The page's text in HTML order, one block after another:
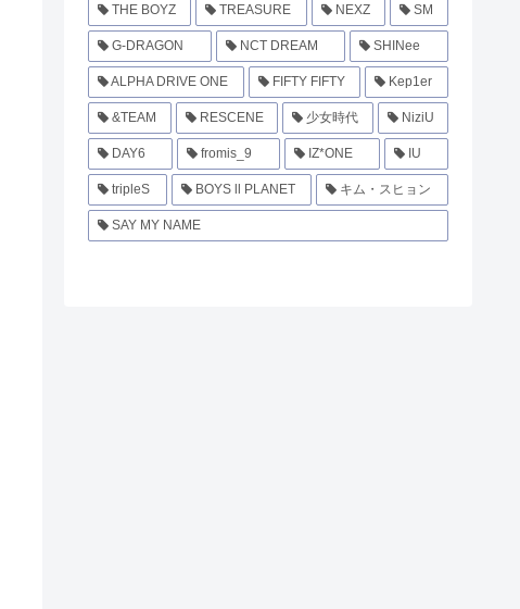
THE BOYZ TREASURE NEXZ SM
G-DRAGON NCT DREAM SHINee
ALPHA DRIVE ONE FIFTY FIFTY Kep1er
&TEAM RESCENE 少女時代 NiziU
DAY6 fromis_9 IZ*ONE IU
tripleS BOYS ll PLANET キム・スヒョン
SAY MY NAME